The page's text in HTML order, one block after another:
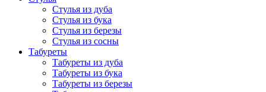
Стулья из дуба
Стулья из бука
Стулья из березы
Стулья из сосны
Табуреты
Табуреты из дуба
Табуреты из бука
Табуреты из березы